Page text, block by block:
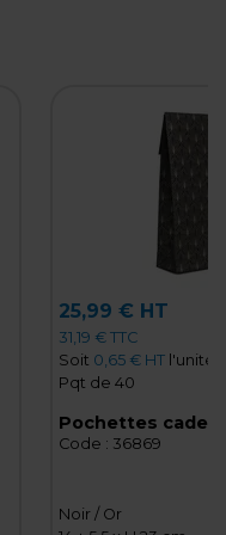
25,99 € HT
31,19 € TTC
Soit 0,65 € HTl'unité
Pqt de 40
Pochettes
Code : 36869
Noir / Or